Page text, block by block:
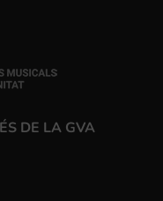
DE LA GVA